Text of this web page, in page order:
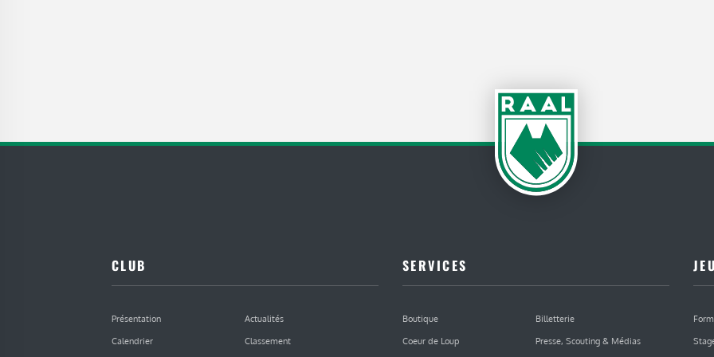
CLUB
Présentation
Actualités
Calendrier
Classement
SERVICES
Boutique
Billetterie
Coeur de Loup
Presse, Scouting & Médias